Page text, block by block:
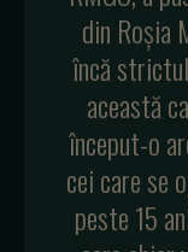
din Roșia
încă
această
început-o
cei care se
peste 15